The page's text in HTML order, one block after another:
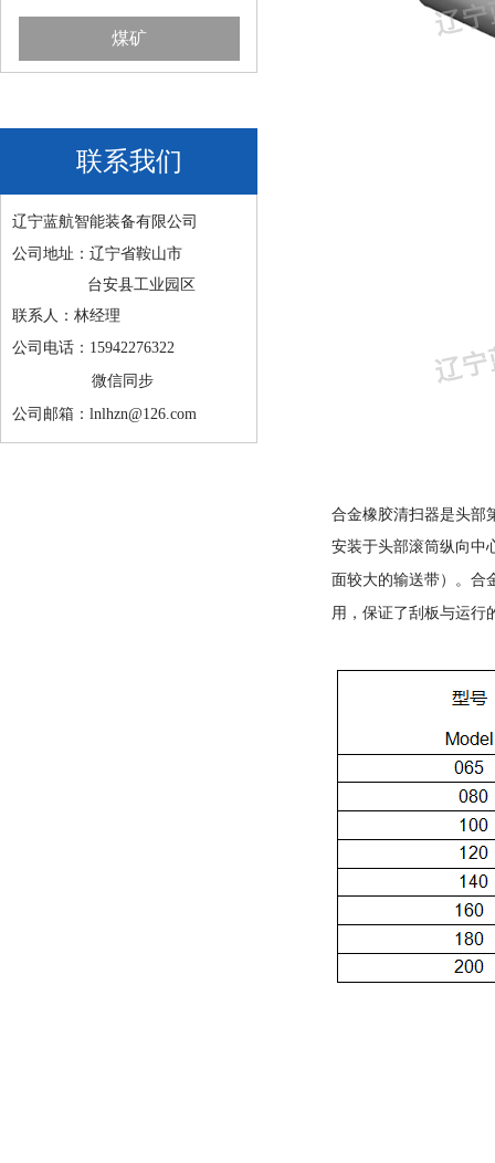
煤矿
联系我们
辽宁蓝航智能装备有限公司
公司地址：辽宁省鞍山市
台安县工业园区
联系人：林经理
公司电话：15942276322
微信同步
公司邮箱：lnlhzn@126.com
合金橡胶清扫器是头部
安装于头部滚筒纵向中
面较大的输送带）。合
用，保证了刮板与运行